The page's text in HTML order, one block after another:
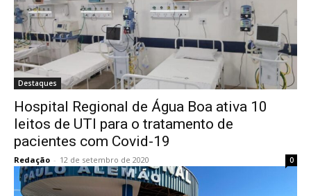
Destaques
Hospital Regional de Água Boa ativa 10
leitos de UTI para o tratamento de
pacientes com Covid-19
Redação - 12 de setembro de 2020 0